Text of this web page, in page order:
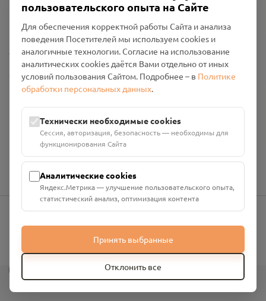
Политика конфиденциальности
Промо-материалы
Настройки cookies
Общество с ограниченной ответственностью «Смоленский
Проект Помним»
Юридический адрес: 216790, Смоленская область, р-н
Руднянский, г. Рудня, улица Западная, д. 26А, пом. 18
Номер счёта: 40702810901130004287 в АО "АЛЬФА-БАНК"
Кор. счёт: 30101810200000000593
info@pomnim.online
Все права защищены ©2026“Проект Помним”
пользовательского опыта на Сайте
Для обеспечения корректной работы Сайта и анализа
поведения Посетителей мы используем cookies и
аналогичные технологии. Согласие на использование
аналитических cookies даётся Вами отдельно от иных
условий пользования Сайтом. Подробнее – в Политике
обработки персональных данных.
Технически необходимые cookies
Сессия, авторизация, безопасность — необходимы для
функционирования Сайта
Аналитические cookies
Яндекс.Метрика — улучшение пользовательского опыта,
статистический анализ, оптимизация контента
Принять выбранные
Отклонить все